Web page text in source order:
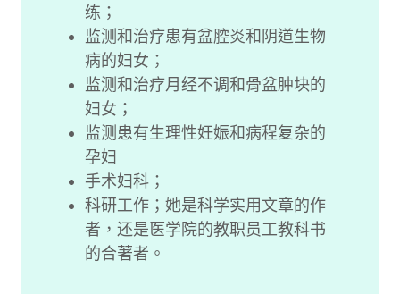
练；
监测和治疗患有盆腔炎和阴道生物
病的妇女；
监测和治疗月经不调和骨盆肿块的
妇女；
监测患有生理性妊娠和病程复杂的
孕妇
手术妇科；
科研工作；她是科学实用文章的作
者，还是医学院的教职员工教科书
的合著者。